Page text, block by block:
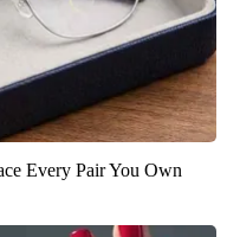
Every Pair You Own